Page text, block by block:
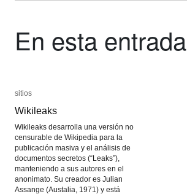
En esta entrada
sitios
Wikileaks
Wikileaks desarrolla una versión no
censurable de Wikipedia para la
publicación masiva y el análisis de
documentos secretos (“Leaks”),
manteniendo a sus autores en el
anonimato. Su creador es Julian
Assange (Austalia, 1971) y está
sitios
Wikileaks